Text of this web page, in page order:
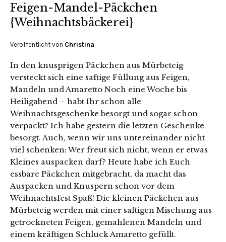
Feigen-Mandel-Päckchen
{Weihnachtsbäckerei}
Veröffentlicht von Christina
In den knusprigen Päckchen aus Mürbeteig
versteckt sich eine saftige Füllung aus Feigen,
Mandeln und Amaretto Noch eine Woche bis
Heiligabend – habt Ihr schon alle
Weihnachtsgeschenke besorgt und sogar schon
verpackt? Ich habe gestern die letzten Geschenke
besorgt. Auch, wenn wir uns untereinander nicht
viel schenken: Wer freut sich nicht, wenn er etwas
Kleines auspacken darf? Heute habe ich Euch
essbare Päckchen mitgebracht, da macht das
Auspacken und Knuspern schon vor dem
Weihnachtsfest Spaß! Die kleinen Päckchen aus
Mürbeteig werden mit einer saftigen Mischung aus
getrockneten Feigen, gemahlenen Mandeln und
einem kräftigen Schluck Amaretto gefüllt.